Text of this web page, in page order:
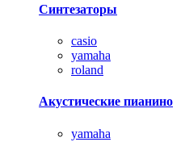
Синтезаторы
casio
yamaha
roland
Акустические пианино
yamaha